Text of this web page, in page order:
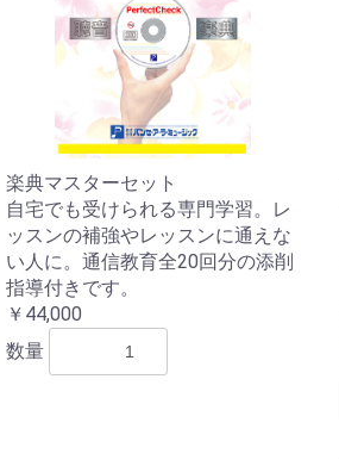
楽典マスターセット
自宅でも受けられる専門学習。レ
ッスンの補強やレッスンに通えな
い人に。通信教育全20回分の添削
指導付きです。
￥44,000
数量
お買い物を続ける